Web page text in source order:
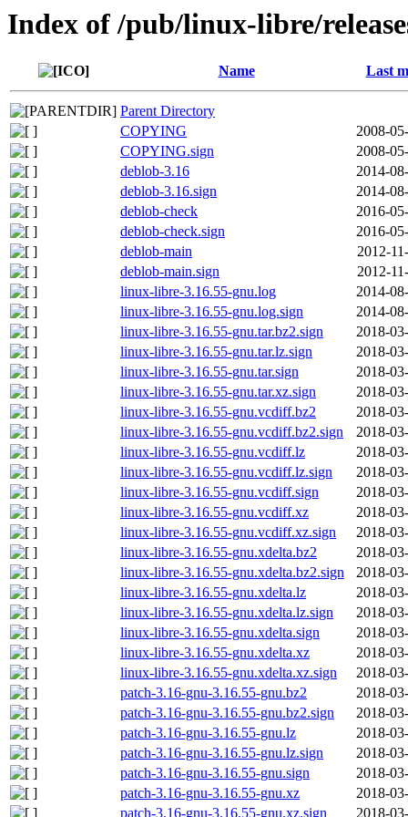
Index of /pub/linux-libre/
Name Last
Parent Directory
COPYING
2008-
COPYING.sign
2008-
deblob-3.16
2014-
deblob-3.16.sign
2014-
deblob-check
2016-
deblob-check.sign
2016-
deblob-main
2012-
deblob-main.sign
2012-
linux-libre-3.16.55-gnu.log
2014-
linux-libre-3.16.55-gnu.log.sign
2014-
linux-libre-3.16.55-gnu.tar.bz2.sign
2018-
linux-libre-3.16.55-gnu.tar.lz.sign
2018-
linux-libre-3.16.55-gnu.tar.sign
2018-
linux-libre-3.16.55-gnu.tar.xz.sign
2018-
linux-libre-3.16.55-gnu.vcdiff.bz2
2018-
linux-libre-3.16.55-gnu.vcdiff.bz2.sign
2018-
linux-libre-3.16.55-gnu.vcdiff.lz
2018-
linux-libre-3.16.55-gnu.vcdiff.lz.sign
2018-
linux-libre-3.16.55-gnu.vcdiff.sign
2018-
linux-libre-3.16.55-gnu.vcdiff.xz
2018-
linux-libre-3.16.55-gnu.vcdiff.xz.sign
2018-
linux-libre-3.16.55-gnu.xdelta.bz2
2018-
linux-libre-3.16.55-gnu.xdelta.bz2.sign
2018-
linux-libre-3.16.55-gnu.xdelta.lz
2018-
linux-libre-3.16.55-gnu.xdelta.lz.sign
2018-
linux-libre-3.16.55-gnu.xdelta.sign
2018-
linux-libre-3.16.55-gnu.xdelta.xz
2018-
linux-libre-3.16.55-gnu.xdelta.xz.sign
2018-
patch-3.16-gnu-3.16.55-gnu.bz2
2018-
patch-3.16-gnu-3.16.55-gnu.bz2.sign
2018-
patch-3.16-gnu-3.16.55-gnu.lz
2018-
patch-3.16-gnu-3.16.55-gnu.lz.sign
2018-
patch-3.16-gnu-3.16.55-gnu.sign
2018-
patch-3.16-gnu-3.16.55-gnu.xz
2018-
patch-3.16-gnu-3.16.55-gnu.xz.sign
2018-